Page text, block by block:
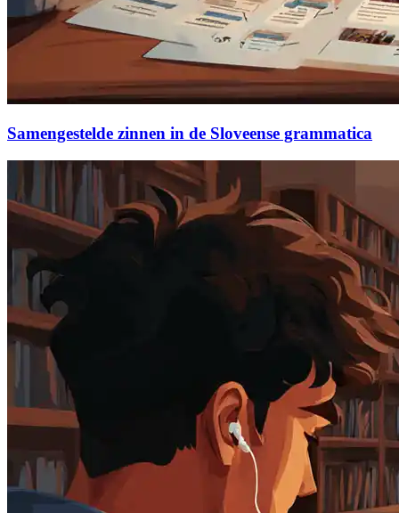
Samengestelde zinnen in de Sloveense grammatica